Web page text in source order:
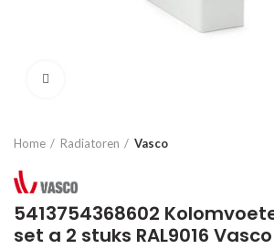
Home Radiatoren Vasco
5413754368602
set a 2 stuks RAL9016 Vasco